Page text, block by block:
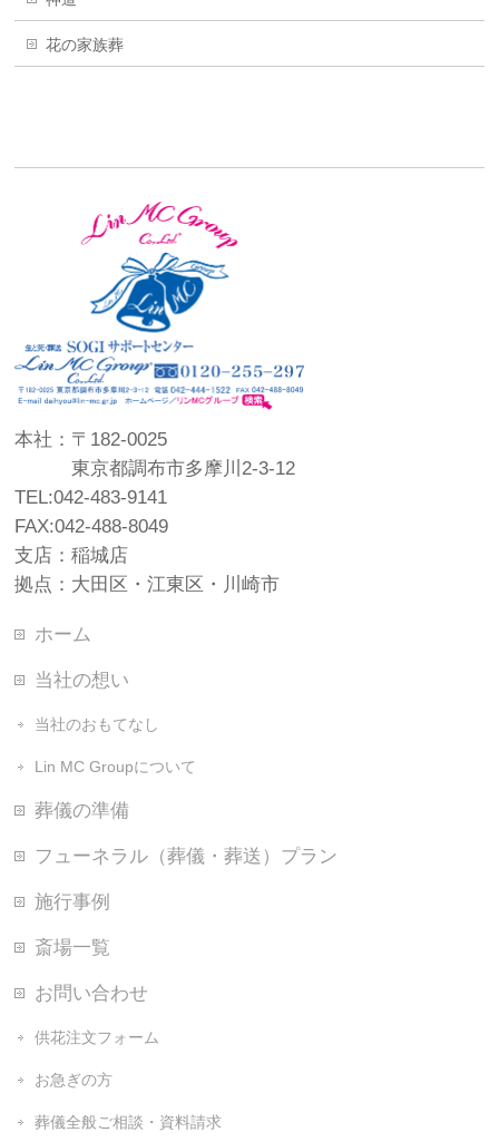
花の家族葬
本社：〒182-0025
東京都調布市多摩川2-3-12
TEL:042-483-9141
FAX:042-488-8049
支店：稲城店
拠点：大田区・江東区・川崎市
ホーム
当社の想い
当社のおもてなし
Lin MC Groupについて
葬儀の準備
フューネラル（葬儀・葬送）プラン
施行事例
斎場一覧
お問い合わせ
供花注文フォーム
お急ぎの方
葬儀全般ご相談・資料請求